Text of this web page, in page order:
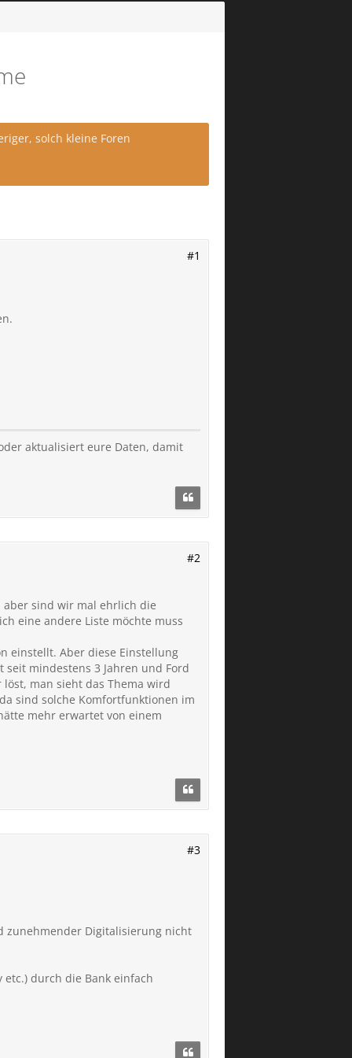
solch kleine Foren
#1
aktualisiert eure Daten, damit
#2
aber sind wir mal ehrlich die
eine andere Liste möchte muss
einstellt. Aber diese Einstellung
mindestens 3 Jahren und Ford
man sieht das Thema wird
sind solche Komfortfunktionen im
mehr erwartet von einem
#3
zunehmender Digitalisierung nicht
etc.) durch die Bank einfach